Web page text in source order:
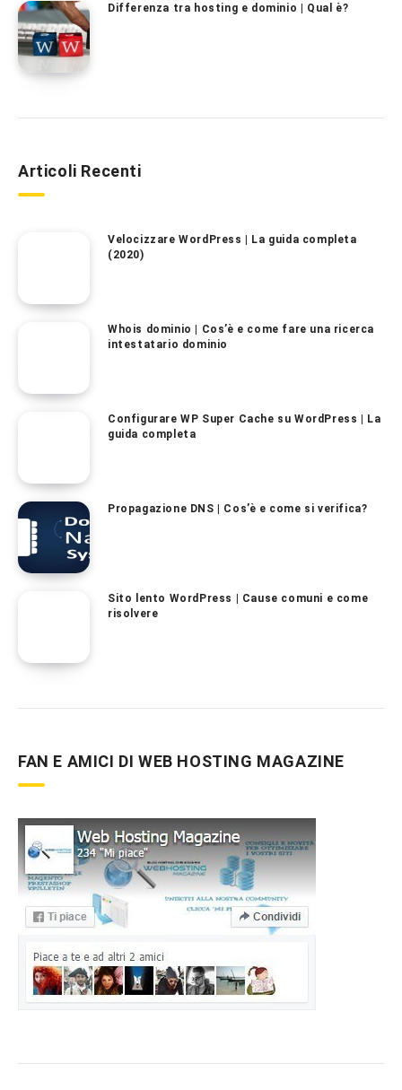
Differenza tra hosting e dominio | Qual è?
Articoli Recenti
Velocizzare WordPress | La guida completa
(2020)
Whois dominio | Cos’è e come fare una ricerca
intestatario dominio
Configurare WP Super Cache su WordPress | La
guida completa
Propagazione DNS | Cos’è e come si verifica?
Sito lento WordPress | Cause comuni e come
risolvere
FAN E AMICI DI WEB HOSTING MAGAZINE